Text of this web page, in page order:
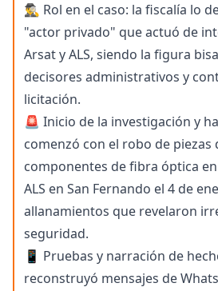
🕵️‍♂️ Rol en el caso: la fiscalía lo
"actor privado" que actuó de
Arsat y ALS, siendo la figura
decisores administrativos y
licitación.
🚨 Inicio de la investigación y
comenzó con el robo de piezas
componentes de fibra óptica
ALS en San Fernando el 4 de
allanamientos que revelaron
seguridad.
📱 Pruebas y narración de
reconstruyó mensajes de